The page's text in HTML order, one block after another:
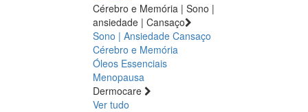
Cérebro e Memória | Sono |
ansiedade | Cansaço
Sono | Ansiedade Cansaço
Cérebro e Memória
Óleos Essenciais
Menopausa
Dermocare
Ver tudo